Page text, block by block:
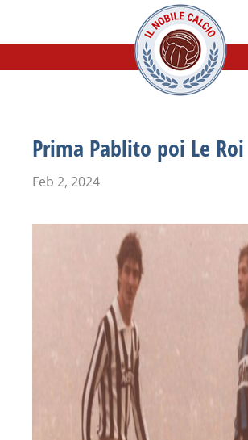
Prima Pablito poi Le Roi
Feb 2, 2024